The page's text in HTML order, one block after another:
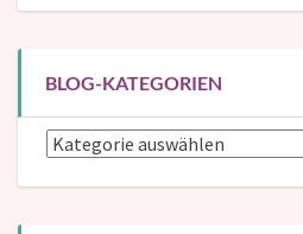
BLOG-KATEGORIEN
Blog-